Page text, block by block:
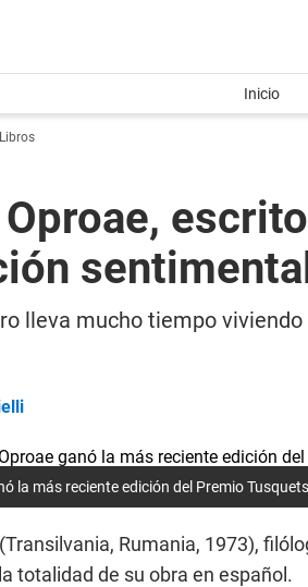
Inicio
Libros
lleva mucho tiempo
la más reciente edición del Premio
(Transilvania, Rumania, 1973),
totalidad de su obra en español.